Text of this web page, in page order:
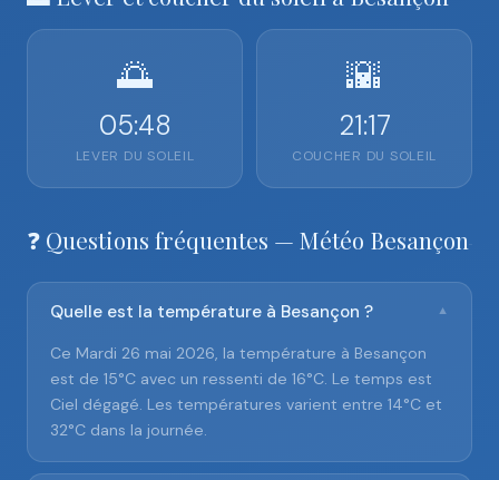
🌅
05:48
LEVER DU SOLEIL
🌇
21:17
COUCHER DU SOLEIL
❓ Questions fréquentes — Météo Besançon
Quelle est la température à Besançon ? ▼
Ce Mardi 26 mai 2026, la température à Besançon
est de 15°C avec un ressenti de 16°C. Le temps est
Ciel dégagé. Les températures varient entre 14°C et
32°C dans la journée.